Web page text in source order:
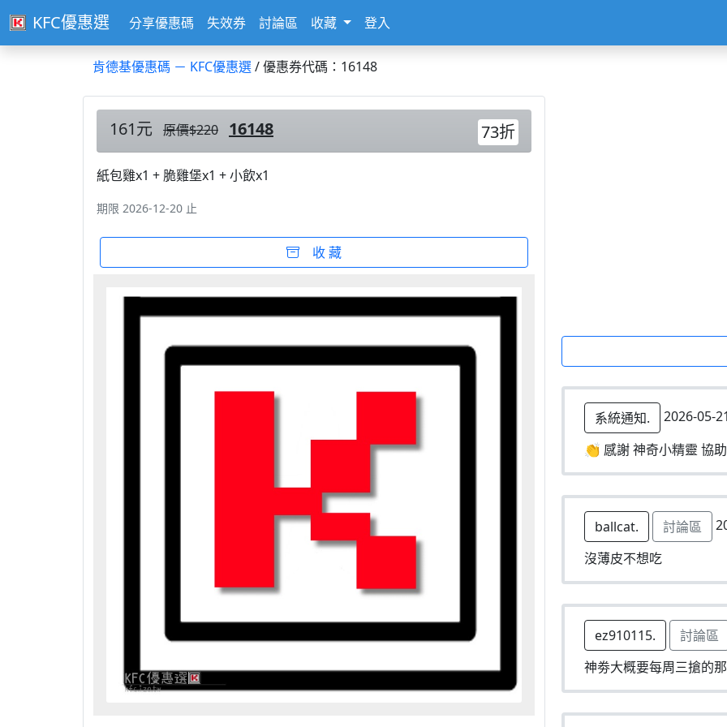
KFC優惠選 分享優惠碼 失效券 討論區 收藏 登入
肯德基優惠碼 － KFC優惠選/ 優惠券代碼：16148
161元 原價$220 16148 73折
紙包雞x1 + 脆雞堡x1 + 小飲x1
期限 2026-12-20 止
收 藏
系統通知.
2026-05-21
👏 感謝 神奇小精靈 協
ballcat. 討論區
沒薄皮不想吃
ez910115. 討論區
神劵大概要每周三搶的